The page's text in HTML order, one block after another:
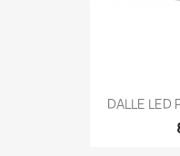
DALLE LED